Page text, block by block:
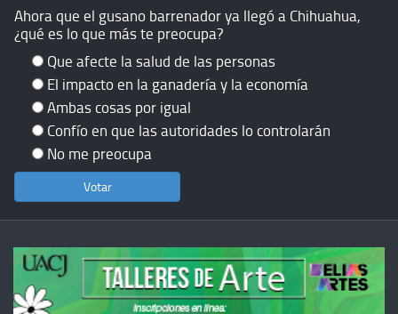
Ahora que el gusano barrenador ya llegó a Chihuahua,
¿qué es lo que más te preocupa?
Que afecte la salud de las personas
El impacto en la ganadería y la economía
Ambas cosas por igual
Confío en que las autoridades lo controlarán
No me preocupa